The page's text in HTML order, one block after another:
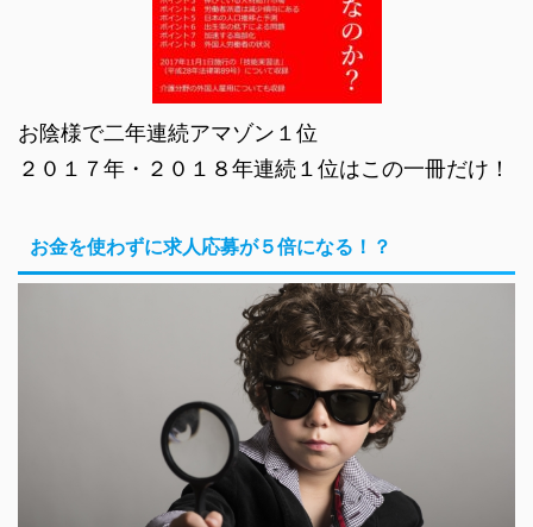
お陰様で二年連続アマゾン１位
２０１７年・２０１８年連続１位はこの一冊だけ！
お金を使わずに求人応募が５倍になる！？